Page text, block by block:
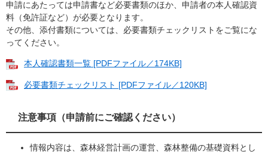
申請にあたっては申請書など必要書類のほか、申請者の本人確認資
料（免許証など）が必要となります。
その他、添付書類については、必要書類チェックリストをご覧にな
ってください。
本人確認書類一覧 [PDFファイル／174KB]
必要書類チェックリスト [PDFファイル／120KB]
注意事項（申請前にご確認ください）
情報内容は、森林経営計画の運営、森林整備の基礎資料とし